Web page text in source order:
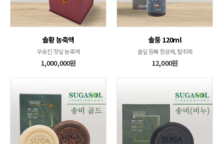
솔황 농축액
무송진 잣잎 농축액
1,000,000원
솔풍 120ml
솔잎 듬뿍 항균제, 탈취제
12,000원